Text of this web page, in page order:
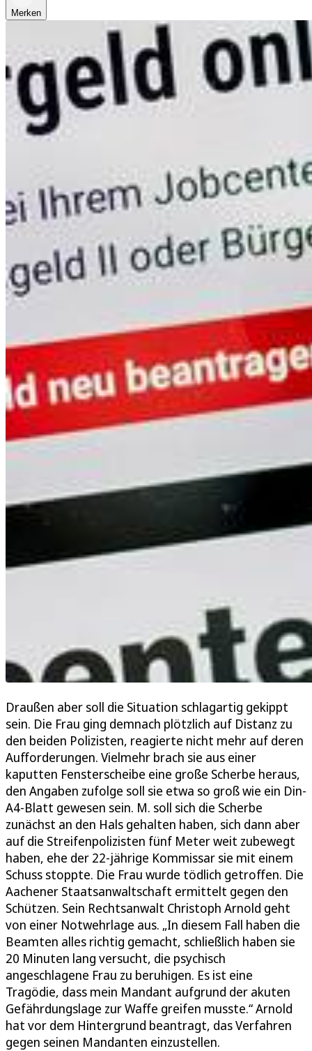
Merken
Draußen aber soll die Situation schlagartig gekippt
sein. Die Frau ging demnach plötzlich auf Distanz zu
den beiden Polizisten, reagierte nicht mehr auf deren
Aufforderungen. Vielmehr brach sie aus einer
kaputten Fensterscheibe eine große Scherbe heraus,
den Angaben zufolge soll sie etwa so groß wie ein Din-
A4-Blatt gewesen sein. M. soll sich die Scherbe
zunächst an den Hals gehalten haben, sich dann aber
auf die Streifenpolizisten fünf Meter weit zubewegt
haben, ehe der 22-jährige Kommissar sie mit einem
Schuss stoppte. Die Frau wurde tödlich getroffen. Die
Aachener Staatsanwaltschaft ermittelt gegen den
Schützen. Sein Rechtsanwalt Christoph Arnold geht
von einer Notwehrlage aus. „In diesem Fall haben die
Beamten alles richtig gemacht, schließlich haben sie
20 Minuten lang versucht, die psychisch
angeschlagene Frau zu beruhigen. Es ist eine
Tragödie, dass mein Mandant aufgrund der akuten
Gefährdungslage zur Waffe greifen musste.“ Arnold
hat vor dem Hintergrund beantragt, das Verfahren
gegen seinen Mandanten einzustellen.